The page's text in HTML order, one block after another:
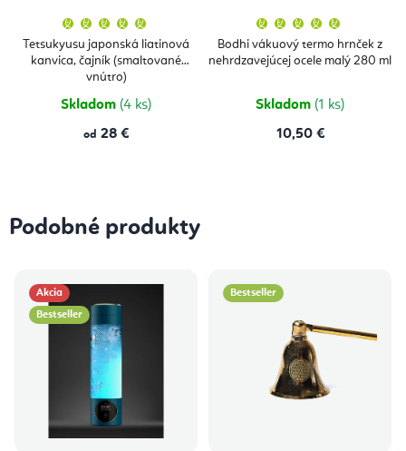
Tetsukyusu japonská liatinová
kanvica, čajník (smaltované
vnútro)
produktu
je
5,0
hviezdičiek.
Skladom (4 ks)
od 28 €
Bodhi vákuový termo hrnček z
nehrdzavejúcej ocele malý 280 ml
produktu
je
5,0
Skladom (1 ks)
10,50 €
Podobné produkty
Akcia
Bestseller
Bestseller